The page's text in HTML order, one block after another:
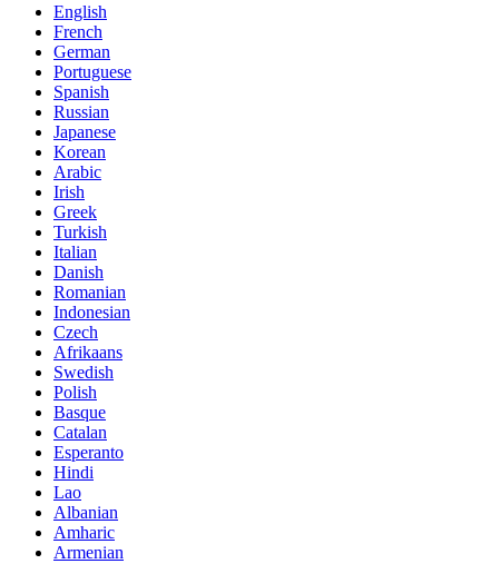
English
French
German
Portuguese
Spanish
Russian
Japanese
Korean
Arabic
Irish
Greek
Turkish
Italian
Danish
Romanian
Indonesian
Czech
Afrikaans
Swedish
Polish
Basque
Catalan
Esperanto
Hindi
Lao
Albanian
Amharic
Armenian